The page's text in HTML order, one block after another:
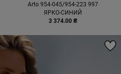
Arto 954-045/954-223 997
ЯРКО-СИНИЙ
3 374.00 ₴